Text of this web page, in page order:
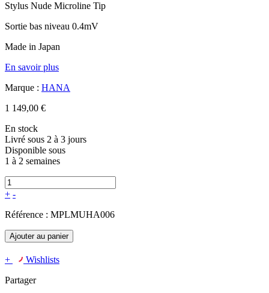
Stylus Nude Microline Tip
Sortie bas niveau 0.4mV
Made in Japan
En savoir plus
Marque : HANA
1 149,00 €
En stock
Livré sous 2 à 3 jours
Disponible sous
1 à 2 semaines
+ -
Référence : MPLMUHA006
Ajouter au panier
+
Wishlists
Partager